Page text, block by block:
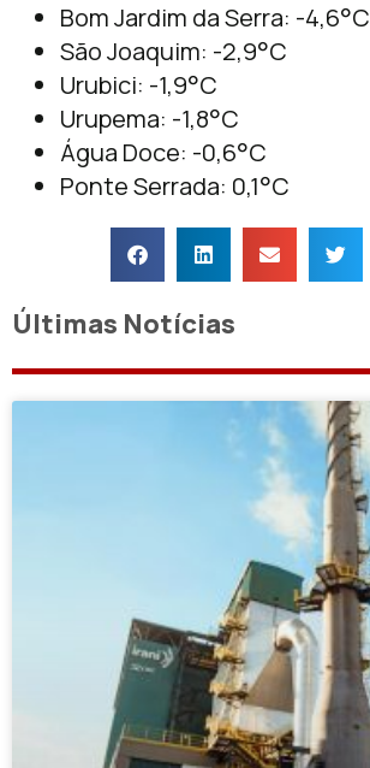
Bom Jardim da Serra: -4,6°C
São Joaquim: -2,9°C
Urubici: -1,9°C
Urupema: -1,8°C
Água Doce: -0,6°C
Ponte Serrada: 0,1°C
Últimas Notícias